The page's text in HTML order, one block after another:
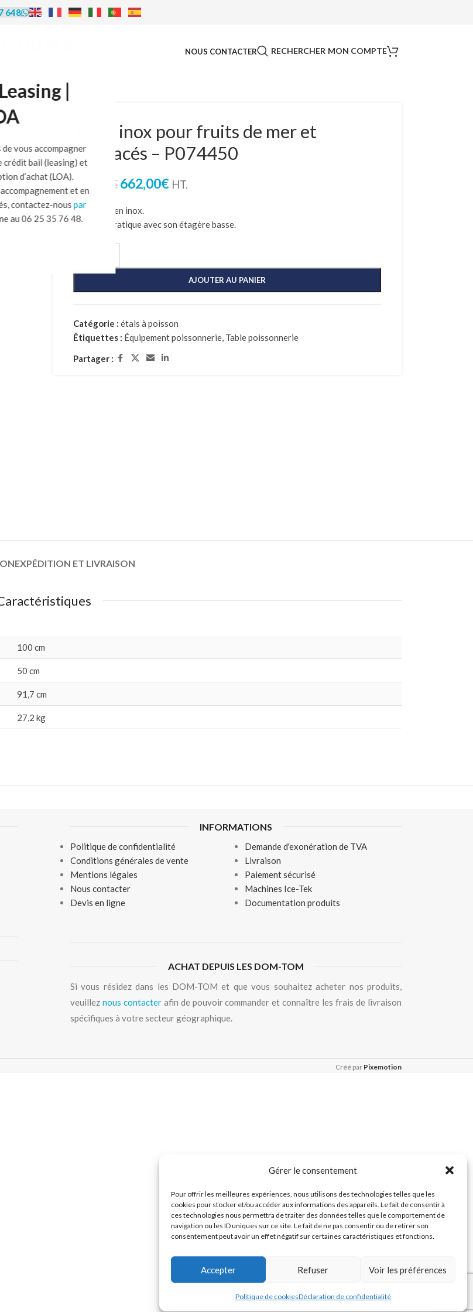
|
vous accompagner
crédit bail (leasing) et
d’achat (LOA).
et en
contactez-nouspar
au 06 25 35 76 48.
Gérer le consentement
Pour offrir les meilleures expériences, nous utilisons des technologies telles que les
cookies pour stocker et/ou accéder aux informations des appareils. Le fait de consentir à
ces technologies nous permettra de traiter des données telles que le comportement de
navigation ou les ID uniques sur ce site. Le fait de ne pas consentir ou de retirer son
consentement peut avoir un effet négatif sur certaines caractéristiques et fonctions.
Accepter Refuser Voir les préférences
Politique de cookiesDéclaration de confidentialité
648
NOUS CONTACTER RECHERCHER MON COMPTE
– P074450
Table inox pour fruits de mer et
crustacés – P074450
983,00 € 662,00€ HT.
Fabriquée en inox.
Solide et pratique avec son étagère basse.
AJOUTER AU PANIER
Catégorie : étals à poisson
Étiquettes : Équipement poissonnerie, Table poissonnerie
Partager :
EXPÉDITION ET LIVRAISON
100 cm
50 cm
91,7 cm
27,2 kg
INFORMATIONS
Politique de confidentialité
Conditions générales de vente
Mentions légales
Nous contacter
Devis en ligne
Demande d'exonération de TVA
Livraison
Paiement sécurisé
Machines Ice-Tek
Documentation produits
ACHAT DEPUIS LES DOM-TOM
Si vous résidez dans les DOM-TOM et que vous souhaitez acheter nos produits,
veuillez nous contacterafin de pouvoir commander et connaître les frais de livraison
spécifiques à votre secteur géographique.
Créé par Pixemotion